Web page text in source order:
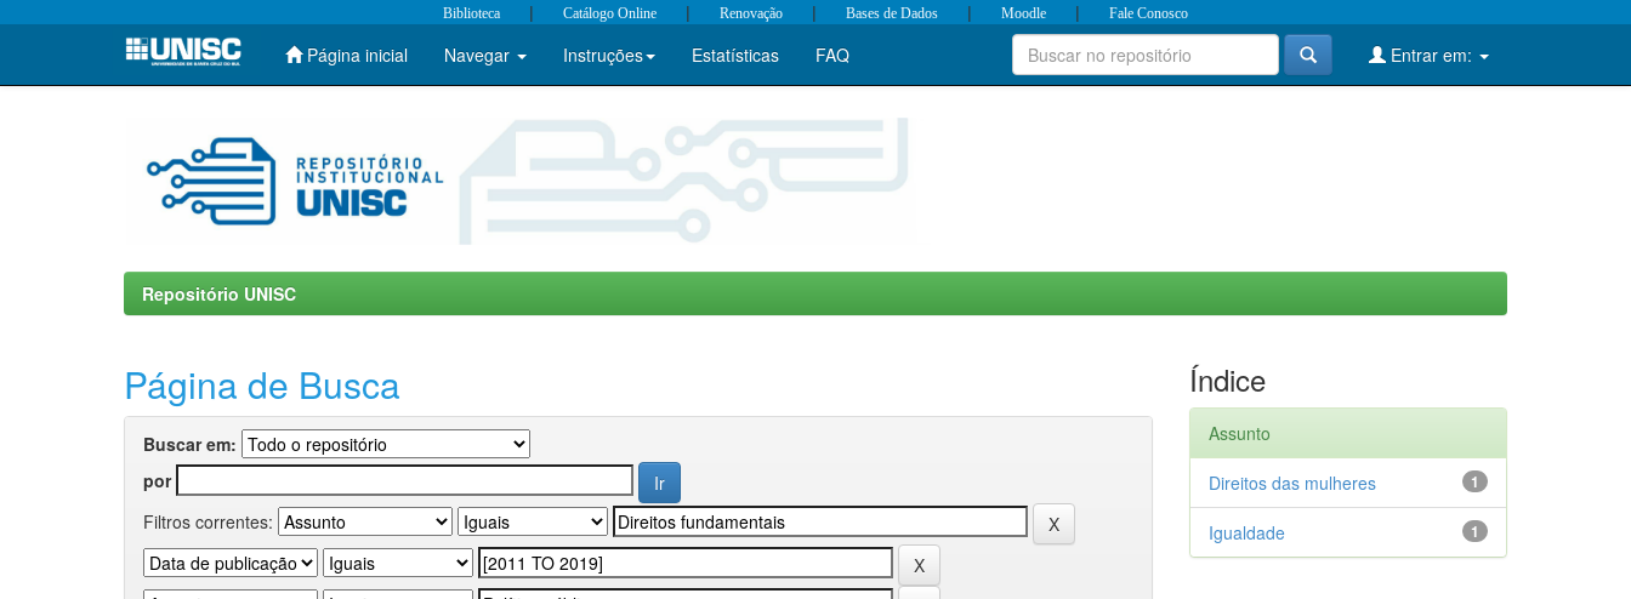
Skip
Biblioteca | Catálogo Online | Renovação | Bases de Dados | Moodle | Fale Conosco
Página inicial Navegar Instruções Estatísticas FAQ Entrar em:
Repositório UNISC
Página de Busca
Buscar em:
por
Filtros correntes:
Índice
Assunto
1
Direitos das mulheres
1
Igualdade